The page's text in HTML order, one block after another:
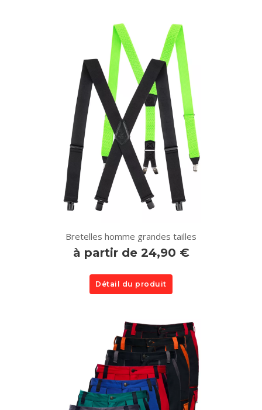
Bretelles homme grandes tailles
à partir de 24,90 €
Détail du produit